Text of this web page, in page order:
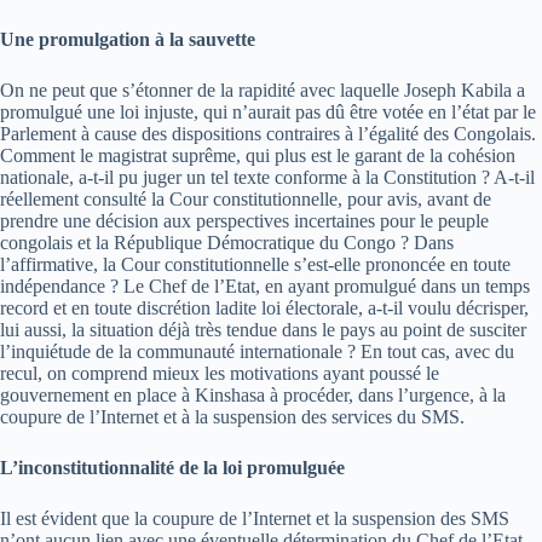
Une promulgation à la sauvette
On ne peut que s’étonner de la rapidité avec laquelle Joseph Kabila a
promulgué une loi injuste, qui n’aurait pas dû être votée en l’état par le
Parlement à cause des dispositions contraires à l’égalité des Congolais.
Comment le magistrat suprême, qui plus est le garant de la cohésion
nationale, a-t-il pu juger un tel texte conforme à la Constitution ? A-t-il
réellement consulté la Cour constitutionnelle, pour avis, avant de
prendre une décision aux perspectives incertaines pour le peuple
congolais et la République Démocratique du Congo ? Dans
l’affirmative, la Cour constitutionnelle s’est-elle prononcée en toute
indépendance ? Le Chef de l’Etat, en ayant promulgué dans un temps
record et en toute discrétion ladite loi électorale, a-t-il voulu décrisper,
lui aussi, la situation déjà très tendue dans le pays au point de susciter
l’inquiétude de la communauté internationale ? En tout cas, avec du
recul, on comprend mieux les motivations ayant poussé le
gouvernement en place à Kinshasa à procéder, dans l’urgence, à la
coupure de l’Internet et à la suspension des services du SMS.
L’inconstitutionnalité de la loi promulguée
Il est évident que la coupure de l’Internet et la suspension des SMS